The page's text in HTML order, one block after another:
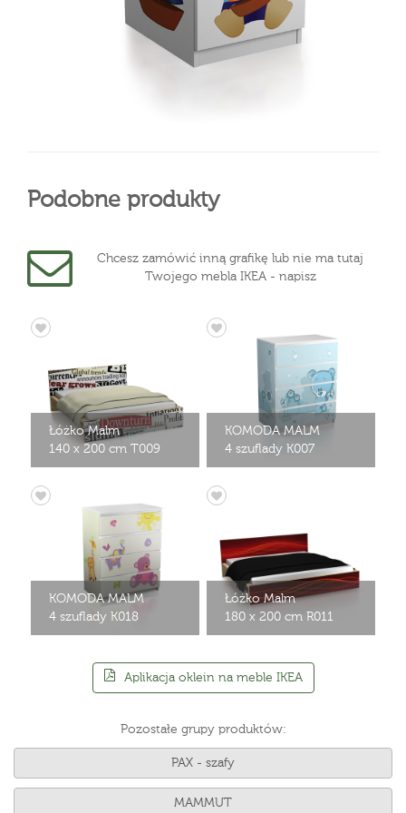
Podobne produkty
Chcesz zamówić inną grafikę lub nie ma tutaj
Twojego mebla IKEA - napisz
Łóżko Malm
140 x 200 cm T009
KOMODA MALM
4 szuflady K007
KOMODA MALM
4 szuflady K018
Łóżko Malm
180 x 200 cm R011
Aplikacja oklein na meble IKEA
Pozostałe grupy produktów:
PAX - szafy
MAMMUT